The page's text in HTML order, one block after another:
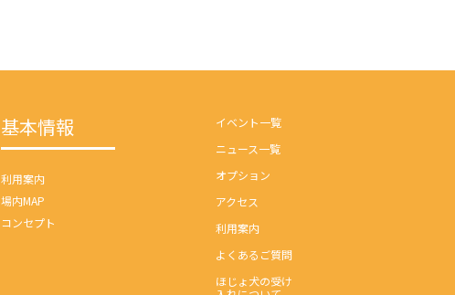
基本情報
利用案内
場内MAP
コンセプト
イベント一覧
ニュース一覧
オプション
アクセス
利用案内
よくあるご質問
ほじょ犬の受け